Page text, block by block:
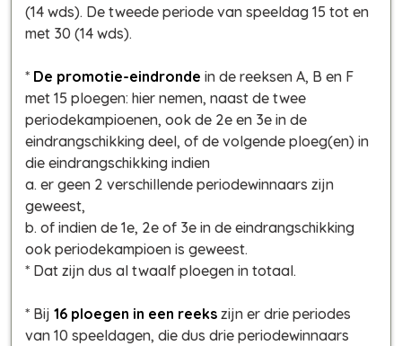
(14 wds). De tweede periode van speeldag 15 tot en
met 30 (14 wds).
* De promotie-eindronde in de reeksen A, B en F
met 15 ploegen: hier nemen, naast de twee
periodekampioenen, ook de 2e en 3e in de
eindrangschikking deel, of de volgende ploeg(en) in
die eindrangschikking indien
a. er geen 2 verschillende periodewinnaars zijn
geweest,
b. of indien de 1e, 2e of 3e in de eindrangschikking
ook periodekampioen is geweest.
* Dat zijn dus al twaalf ploegen in totaal.
* Bij 16 ploegen in een reeks zijn er drie periodes
van 10 speeldagen, die dus drie periodewinnaars